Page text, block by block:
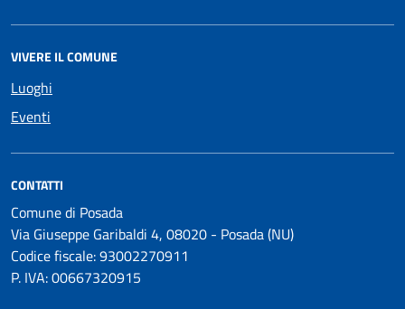
VIVERE IL COMUNE
Luoghi
Eventi
CONTATTI
Comune di Posada
Via Giuseppe Garibaldi 4, 08020 - Posada (NU)
Codice fiscale: 93002270911
P. IVA: 00667320915